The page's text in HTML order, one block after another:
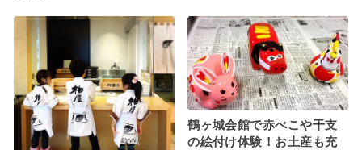
鶴ヶ城会館で赤べこや干支
の絵付け体験！お土産も充